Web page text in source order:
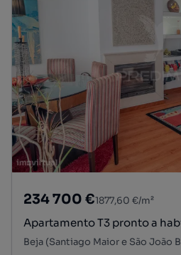
234 700 €1877,60 €/m²
Apartamento T3 pronto a
Beja (Santiago Maior e São João